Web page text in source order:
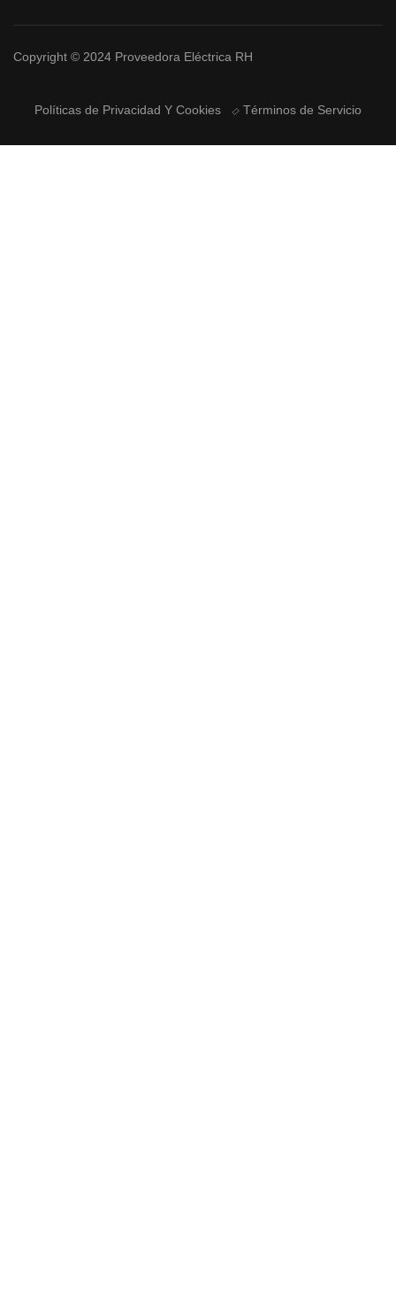
Copyright © 2024 Proveedora Eléctrica RH
Políticas de Privacidad Y Cookies Términos de Servicio